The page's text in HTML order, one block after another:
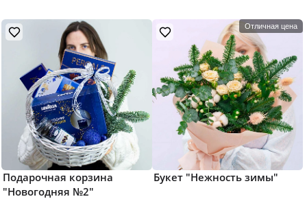
Подарочная корзина
"Новогодняя №2"
Отличная цена
Букет "Нежность зимы"